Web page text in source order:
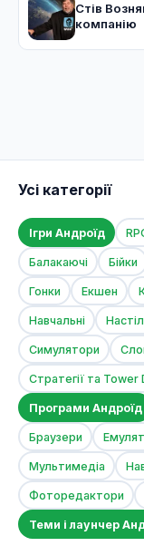
Стів
компанію
Усі категорії
Ігри Андроїд
Балакаючі Бійки
Гонки Екшен
Навчальні
Симулятори
Стратегії та Tower
Програми Андроїд
Браузери
Мультимедіа
Фоторедактори
Теми і лаунчер